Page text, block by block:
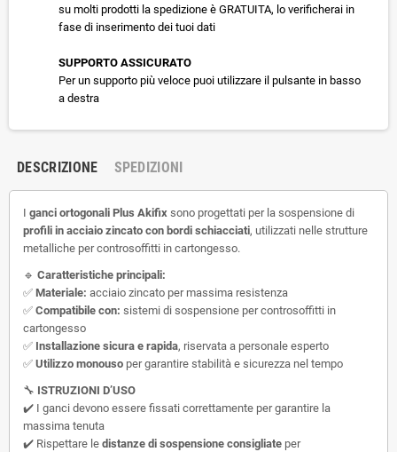
su molti prodotti la spedizione è GRATUITA, lo verificherai in
fase di inserimento dei tuoi dati
SUPPORTO ASSICURATO
Per un supporto più veloce puoi utilizzare il pulsante in basso
a destra
DESCRIZIONE SPEDIZIONI
I ganci ortogonali Plus Akifix sono progettati per la sospensione di
profili in acciaio zincato con bordi schiacciati, utilizzati nelle strutture
metalliche per controsoffitti in cartongesso.
🔹 Caratteristiche principali:
✅ Materiale: acciaio zincato per massima resistenza
✅ Compatibile con: sistemi di sospensione per controsoffitti in
cartongesso
✅ Installazione sicura e rapida, riservata a personale esperto
✅ Utilizzo monouso per garantire stabilità e sicurezza nel tempo
🔧 ISTRUZIONI D’USO
✔️ I ganci devono essere fissati correttamente per garantire la
massima tenuta
✔️ Rispettare le distanze di sospensione consigliate per